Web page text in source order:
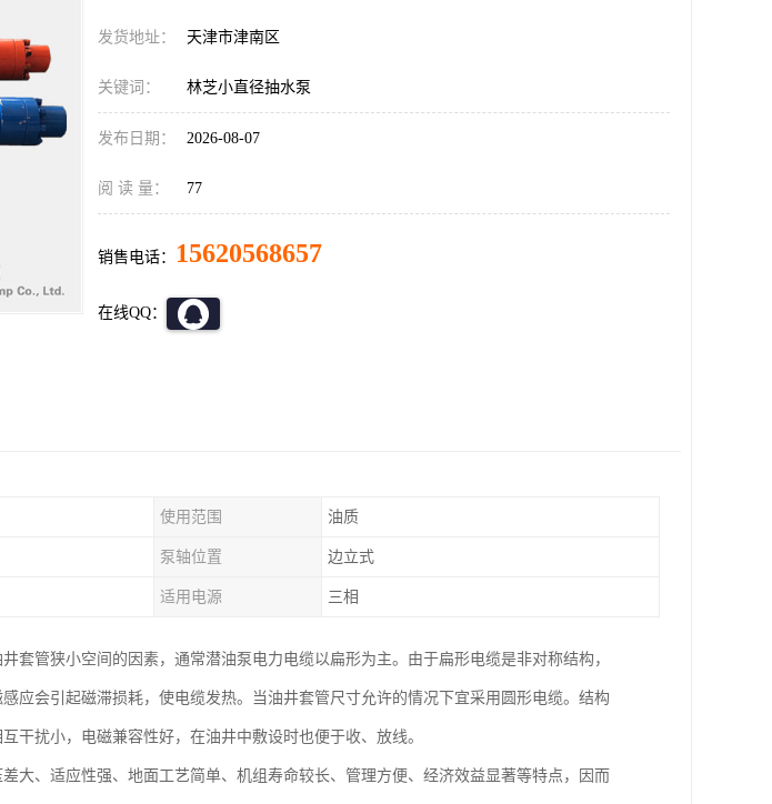
发货地址： 天津市津南区
关键词： 林芝小直径抽水泵
发布日期： 2026-08-07
阅 读 量： 77
销售电话： 15620568657
在线QQ：
使用范围 油质
泵轴位置 边立式
适用电源 三相
套管狭小空间的因素，通常潜油泵电力电缆以扁形为主。由于扁形电缆是非对称结构，
应会引起磁滞损耗，使电缆发热。当油井套管尺寸允许的情况下宜采用圆形电缆。结构
干扰小，电磁兼容性好，在油井中敷设时也便于收、放线。
大、适应性强、地面工艺简单、机组寿命较长、管理方便、经济效益显著等特点，因而